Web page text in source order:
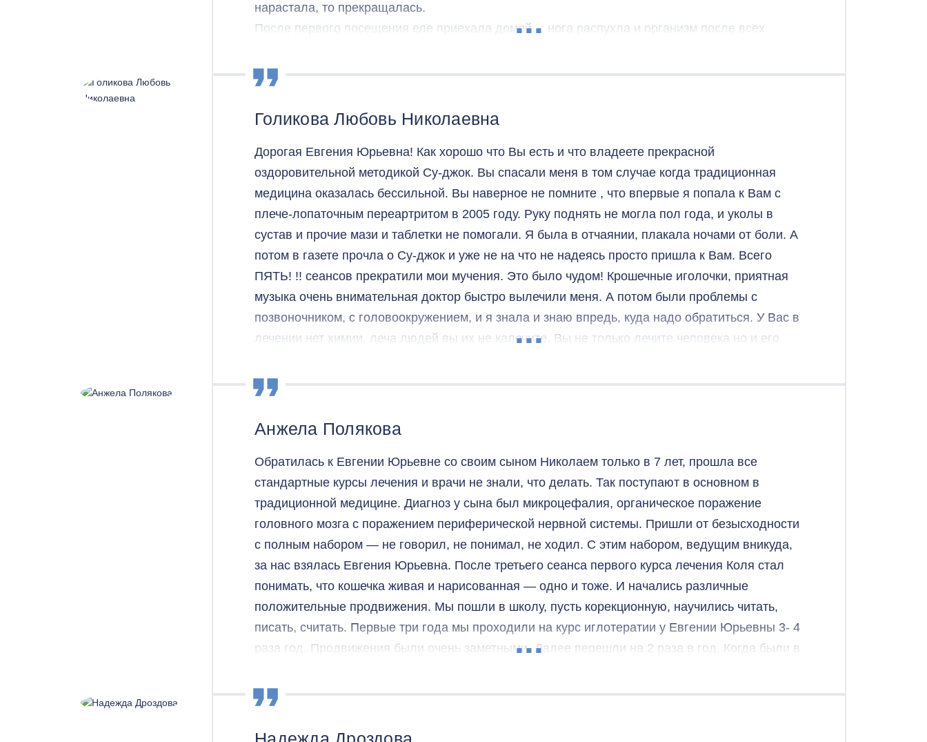
нарастала, то прекращалась.
После первого посещения еле приехала домой… нога распухла и организм после всех
чуть утихла, тут же уснула… Проснулась, как я думала, с новой ногой… Но нет, вечером
поднялась температура и изнутри будто опять кто-то сверлил.
На следующее утро я приехала снова в знакомый дом. Евгения Юрьевна достала свои чудо
Честно, не думала, что вот это вот все может обладать настолько мощной силой (особенно
обычные семечки вдавленные в правильную точку). А вот может! В общем поставила меня на
ноги за 1 день! Это чудо! Ведь после такого случая люди приходят в себя через 5-7 дней, а
иногда и не приходят вовсе!
Это не Реклама, не пиар или что-то ещё. Просто хочу поделиться с вами человеком, который
творит чудеса. Добра всем и благополучия!
Голикова Любовь Николаевна
Дорогая Евгения Юрьевна! Как хорошо что Вы есть и что владеете прекрасной
оздоровительной методикой Су-джок. Вы спасали меня в том случае когда традиционная
медицина оказалась бессильной. Вы наверное не помните , что впервые я попала к Вам с
плече-лопаточным переартритом в 2005 году. Руку поднять не могла пол года, и уколы в
сустав и прочие мази и таблетки не помогали. Я была в отчаянии, плакала ночами от боли. А
потом в газете прочла о Су-джок и уже не на что не надеясь просто пришла к Вам. Всего
ПЯТЬ! !! сеансов прекратили мои мучения. Это было чудом! Крошечные иголочки, приятная
музыка очень внимательная доктор быстро вылечили меня. А потом были проблемы с
позвоночником, с головоокружением, и я знала и знаю впредь, куда надо обратиться. У Вас в
лечении нет химии, леча людей вы их не калечите. Вы не только лечите человека но и его
Не зря один раз полечившись у врача-волшебницы, больше не хочется лечиться ни у кого. Я
искренне благодарна Вам за все и за лечение и за поддержку! ???❤❤❤
Анжела Полякова
Обратилась к Евгении Юрьевне со своим сыном Николаем только в 7 лет, прошла все
стандартные курсы лечения и врачи не знали, что делать. Так поступают в основном в
традиционной медицине. Диагноз у сына был микроцефалия, органическое поражение
головного мозга с поражением периферической нервной системы. Пришли от безысходности
с полным набором — не говорил, не понимал, не ходил. С этим набором, ведущим вникуда,
за нас взялась Евгения Юрьевна. После третьего сеанса первого курса лечения Коля стал
понимать, что кошечка живая и нарисованная — одно и тоже. И начались различные
положительные продвижения. Мы пошли в школу, пусть корекционную, научились читать,
писать, считать. Первые три года мы проходили на курс иглотератии у Евгении Юрьевны 3- 4
раза год. Продвижения были очень заметными. Далее перешли на 2 раза в год. Когда были в
Ходим, пусть в ортопедических ботинках, но говорим, рисуем, понимаем, интересуемся,
освоили компьютер. Так что я очень благодарна нашему лечащему врачу, что она так
подняла мне сына, она облегчит мне старость в первую очередь, а у него появился смысл,